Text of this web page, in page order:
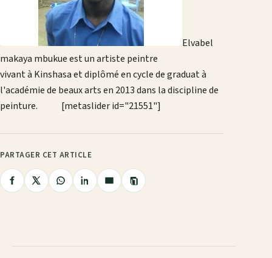
Elvabel
makaya mbukue est un artiste peintre
vivant à Kinshasa et diplômé en cycle de graduat à
l'académie de beaux arts en 2013 dans la discipline de
peinture. [metaslider id="21551"]
PARTAGER CET ARTICLE
PartagerPartagerPartagerPartagerPartager
Copier
le